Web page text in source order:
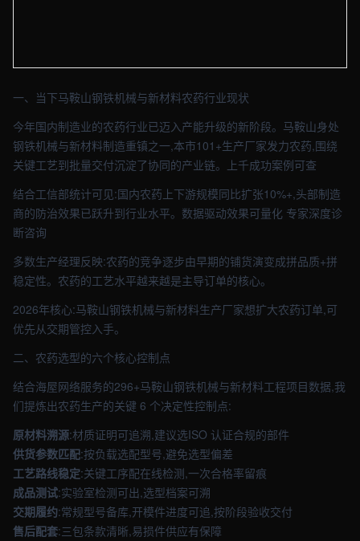
一、当下马鞍山钢铁机械与新材料农药行业现状
今年国内制造业的农药行业已迈入产能升级的新阶段。马鞍山身处
钢铁机械与新材料制造重镇之一,本市101+生产厂家发力农药,围绕
关键工艺到批量交付沉淀了协同的产业链。上千成功案例可查
结合工信部统计可见:国内农药上下游规模同比扩张10%+,头部制造
商的防治效果已跃升到行业水平。数据驱动效果可量化 专家深度诊
断咨询
多数生产经理反映:农药的竞争逐步由早期的铺货演变成拼品质+拼
稳定性。农药的工艺水平越来越是主导订单的核心。
2026年核心:马鞍山钢铁机械与新材料生产厂家想扩大农药订单,可
优先从交期管控入手。
二、农药选型的六个核心控制点
结合海屋网络服务的296+马鞍山钢铁机械与新材料工程项目数据,我
们提炼出农药生产的关键 6 个决定性控制点:
原材料溯源:材质证明可追溯,建议选ISO 认证合规的部件
供货参数匹配:按负载选配型号,避免选型偏差
工艺路线稳定:关键工序配在线检测,一次合格率留痕
成品测试:实验室检测可出,选型档案可溯
交期履约:常规型号备库,开模件进度可追,按阶段验收交付
售后配套:三包条款清晰,易损件供应有保障